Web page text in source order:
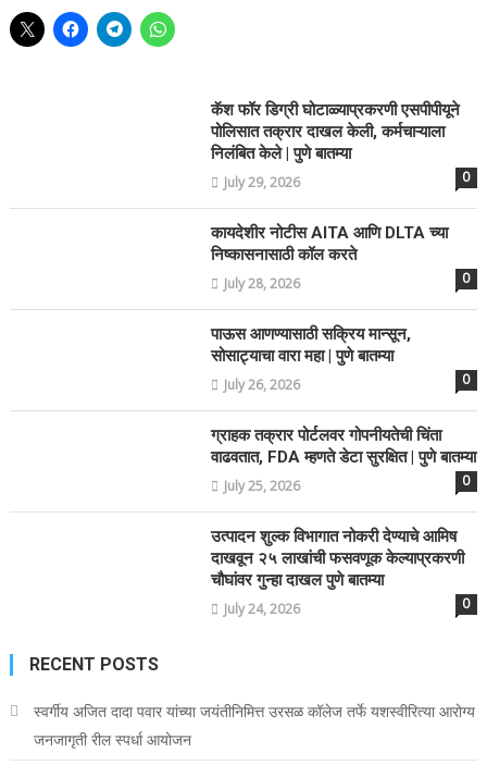
कॅश फॉर डिग्री घोटाळ्याप्रकरणी एसपीपीयूने
पोलिसात तक्रार दाखल केली, कर्मचाऱ्याला
निलंबित केले | पुणे बातम्या
July 29, 2026 0
कायदेशीर नोटीस AITA आणि DLTA च्या
निष्कासनासाठी कॉल करते
July 28, 2026 0
पाऊस आणण्यासाठी सक्रिय मान्सून,
सोसाट्याचा वारा महा | पुणे बातम्या
July 26, 2026 0
ग्राहक तक्रार पोर्टलवर गोपनीयतेची चिंता
वाढवतात, FDA म्हणते डेटा सुरक्षित | पुणे बातम्या
July 25, 2026 0
उत्पादन शुल्क विभागात नोकरी देण्याचे आमिष
दाखवून २५ लाखांची फसवणूक केल्याप्रकरणी
चौघांवर गुन्हा दाखल पुणे बातम्या
July 24, 2026 0
RECENT POSTS
स्वर्गीय अजित दादा पवार यांच्या जयंतीनिमित्त उरसळ कॉलेज तर्फे यशस्वीरित्या आरोग्य
जनजागृती रील स्पर्धा आयोजन